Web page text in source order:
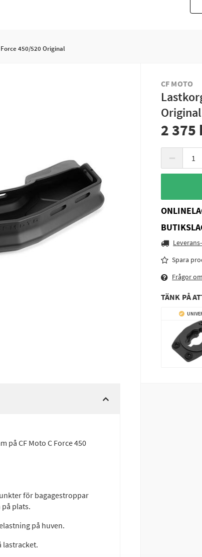
450/520 Original
CF MOTO
Original
2 375
−
Spara
Frågor
TÄNK PÅ
på CF Moto C Force 450
för bagagestroppar
plats.
på huven.
lastracket.